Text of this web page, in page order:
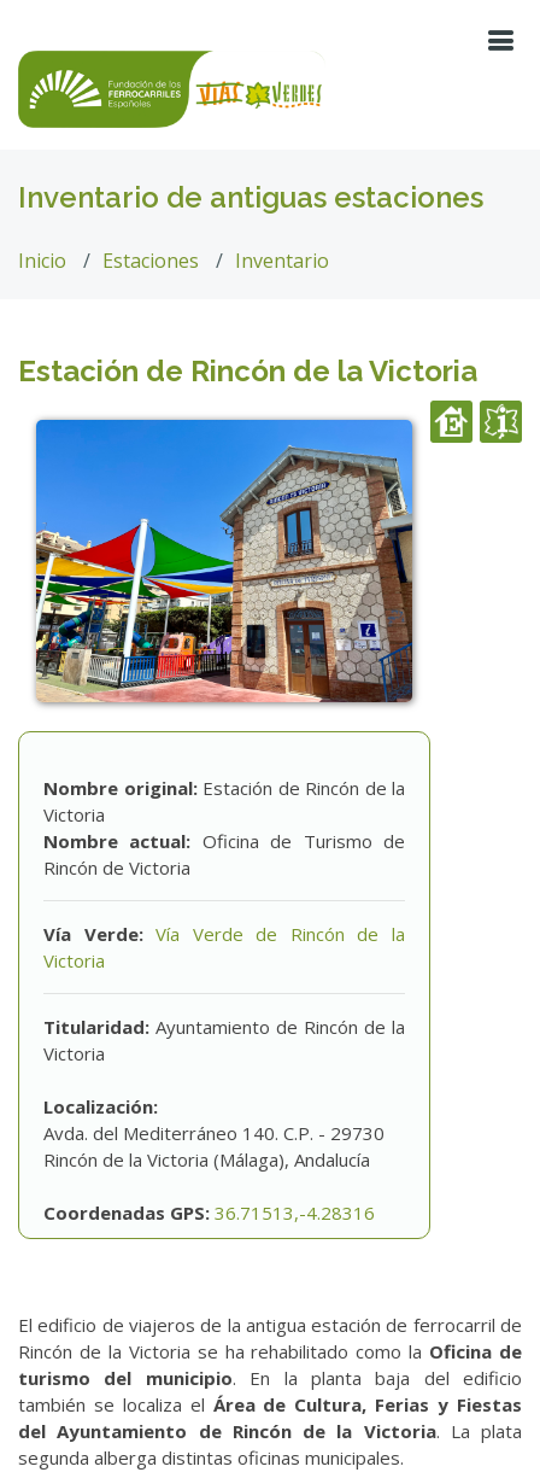
Inventario de antiguas estaciones
Inicio Estaciones Inventario
Estación de Rincón de la Victoria
Nombre original: Estación de Rincón de la
Victoria
Nombre actual: Oficina de Turismo de
Rincón de Victoria
Vía Verde:Vía Verde de Rincón de la
Victoria
Titularidad: Ayuntamiento de Rincón de la
Victoria
Localización:
Avda. del Mediterráneo 140. C.P. - 29730
Rincón de la Victoria (Málaga), Andalucía
Coordenadas GPS: 36.71513,-4.28316
El edificio de viajeros de la antigua estación de ferrocarril de
Rincón de la Victoria se ha rehabilitado como la Oficina de
turismo del municipio. En la planta baja del edificio
también se localiza el Área de Cultura, Ferias y Fiestas
del Ayuntamiento de Rincón de la Victoria. La plata
segunda alberga distintas oficinas municipales.